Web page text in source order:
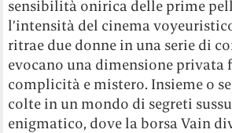
sensibilità onirica delle prime
l’intensità del cinema
ritrae due donne in una serie di
evocano una dimensione privata
complicità e mistero. Insieme o
colte in un mondo di segreti
enigmatico, dove la borsa Vain